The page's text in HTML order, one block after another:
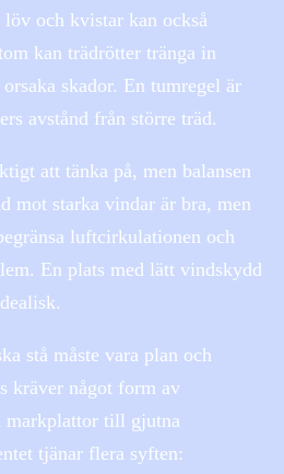
och kvistar kan också
kan trädrötter tränga in
skador. En tumregel är
avstånd från större träd.
att tänka på, men balansen
mot starka vindar är bra, men
luftcirkulationen och
En plats med lätt vindskydd
stå måste vara plan och
kräver något form av
markplattor till gjutna
tjänar flera syften: